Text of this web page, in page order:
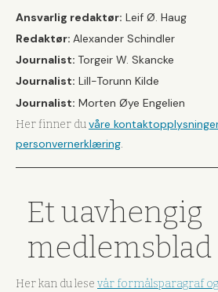
Ansvarlig redaktør: Leif Ø. Haug
Redaktør: Alexander Schindler
Journalist: Torgeir W. Skancke
Journalist: Lill-Torunn Kilde
Journalist: Morten Øye Engelien
Her finner duvåre
personvernerklæring.
Et uavhengig
medlemsblad
Her kan du lese vår formålsparagraf